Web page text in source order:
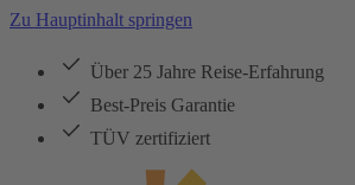
Zu Hauptinhalt springen
Über 25 Jahre Reise-Erfahrung
Best-Preis Garantie
TÜV zertifiziert